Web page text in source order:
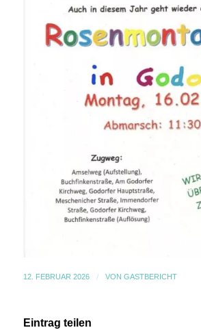
12. FEBRUAR 2026 / VON GASTBERICHT
Eintrag teilen